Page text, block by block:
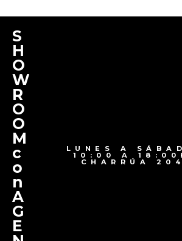
S
H
O
W
R
O
O
M
c
o
n
A
G
E
LUNES A
10:00 A
CHARRÚA